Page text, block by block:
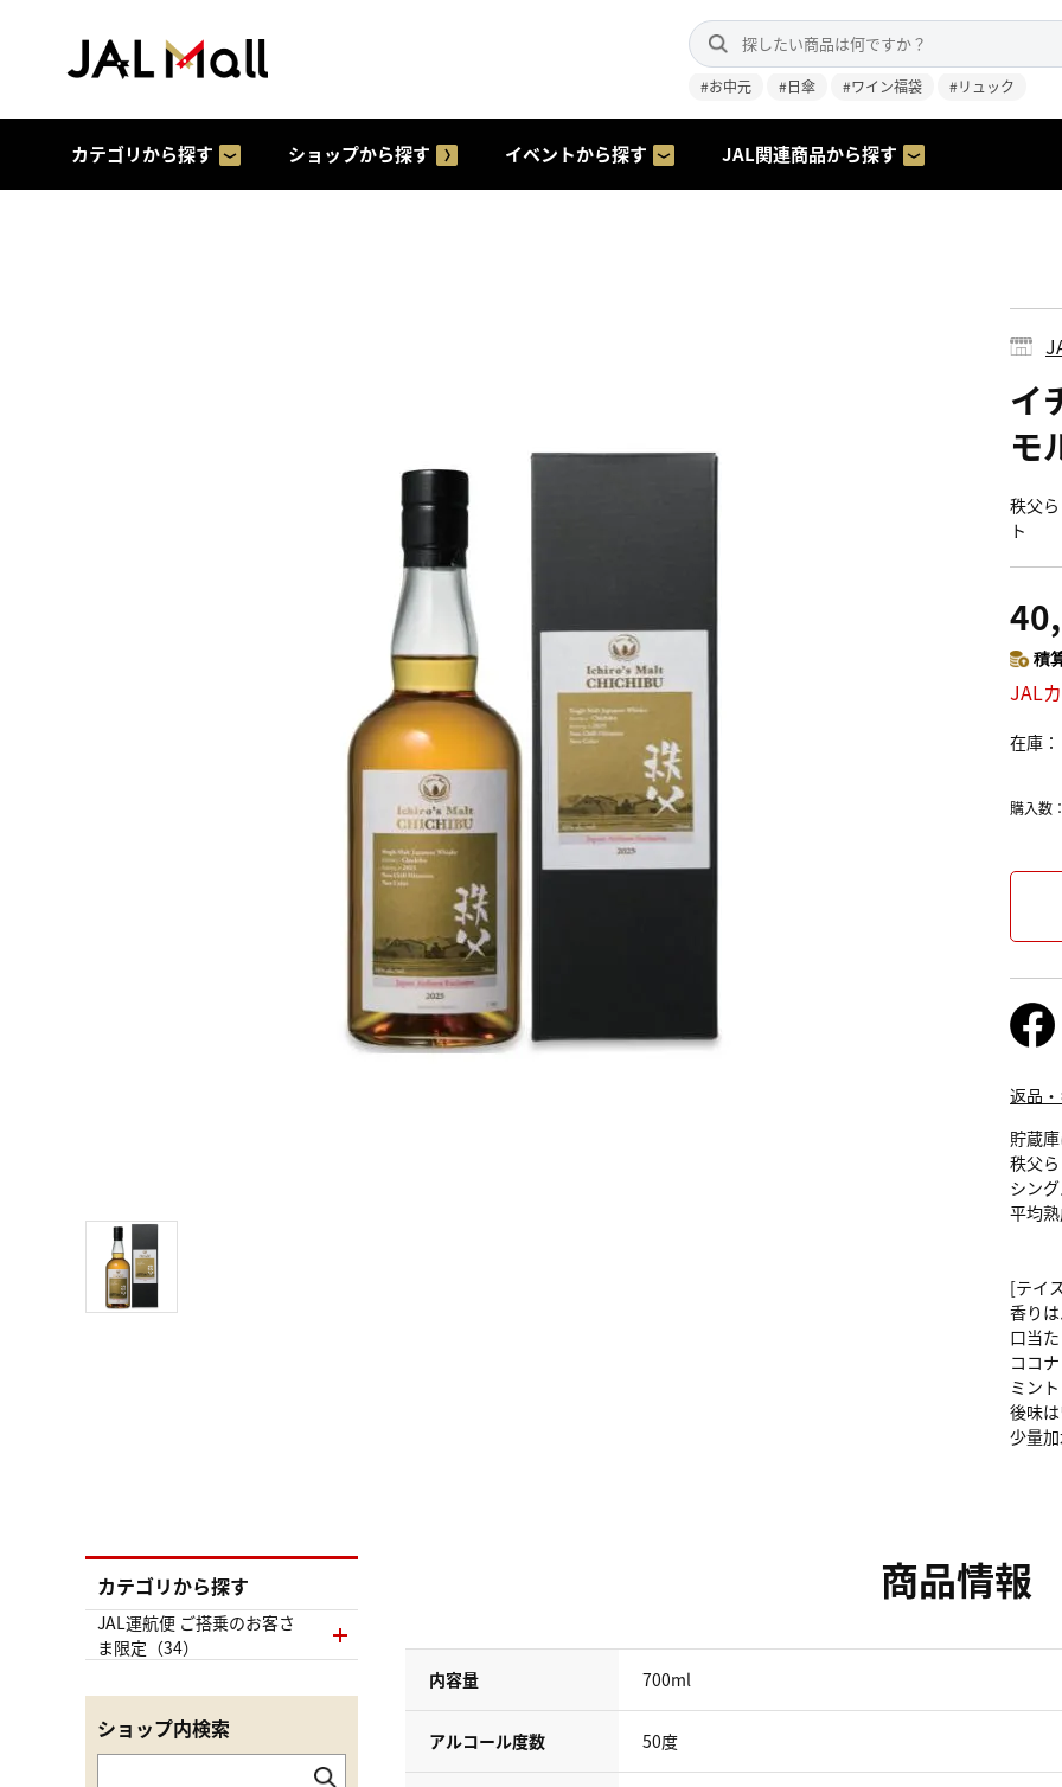
#お中元 #日傘 #ワイン福袋 #リュック
カテゴリから探す ショップから探す イベントから探す JAL関連商品から探す
イ
モ
秩父
ト
積
JAL
在庫
購入数
返品
貯蔵
秩父
シン
平均
[テイ
香り
口当
ココ
ミン
後味
少量
商品情報
内容量 700ml
アルコール度数 50度
カテゴリから探す
JAL運航便 ご搭乗のお客さ
ま限定（34）
ショップ内検索